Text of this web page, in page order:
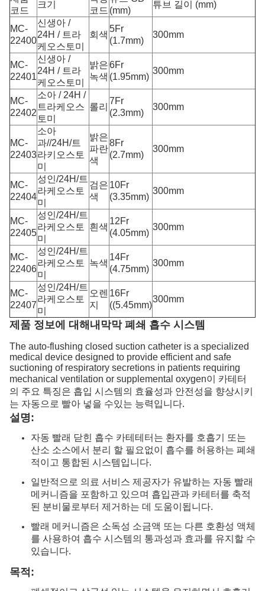
코드
크기
코드 (mm)
튜브 길이 (mm)
MC-
22400
신생아 /
24H / 트라
케오스토미
회색
5Fr
(1.7mm)
300mm
MC-
22401
신생아 /
24H / 트라
케오스토미
밝은
녹색
6Fr
(1.95mm)
300mm
MC-
22402
소아 / 24H /
트라케오스
토미
롤리
7Fr
(2.3mm)
300mm
MC-
22403
소아
과//24H/트
라키오스토
미
밝은
파란
색
8Fr
(2.7mm)
300mm
MC-
22404
성인/24H/트
라케오스토
미
검은
색
10Fr
(3.35mm)
300mm
MC-
22405
성인/24H/트
라케오스토
미
흰색
12Fr
(4.05mm)
300mm
MC-
22406
성인/24H/트
라케오스토
미
녹색
14Fr
(4.75mm)
300mm
MC-
22407
성인/24H/트
라케오스토
미
오렌
지
16Fr
((5.45mm)
300mm
제품 정보에 대해 내막막 폐쇄 흡수 시스템
The auto-flushing closed suction catheter is a specialized
medical device designed to provide efficient and safe
suctioning of respiratory secretions in patients requiring
mechanical ventilation or supplemental oxygen이 카테터
의 주요 특징은 흡입 시스템의 효율성과 안전성을 향상시키
는 자동으로 빨아 넣을 수있는 능력입니다.
설명:
자동 빨래 닫힌 흡수 카테테터는 환자를 호흡기 또는
산소 소스에서 분리 할 필요없이 흡수를 허용하는 폐쇄
적이고 통합된 시스템입니다.
일반적으로 의료 서비스 제공자가 유발하는 자동 빨래
메커니즘을 포함하고 있으며 흡입관과 카테터를 축적
된 분비물로부터 제거하는 데 도움이됩니다.
빨래 메커니즘은 소독성 소금액 또는 다른 호환성 액체
를 사용하여 흡수 시스템의 통과성과 효과를 유지할 수
있습니다.
목적: